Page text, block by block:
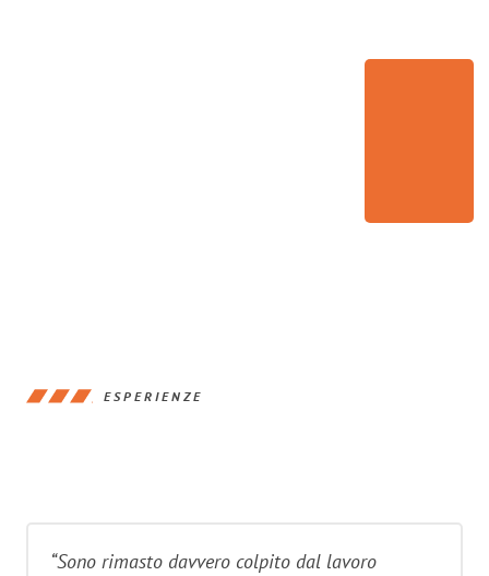
ESPERIENZE
“Sono rimasto davvero colpito dal lavoro